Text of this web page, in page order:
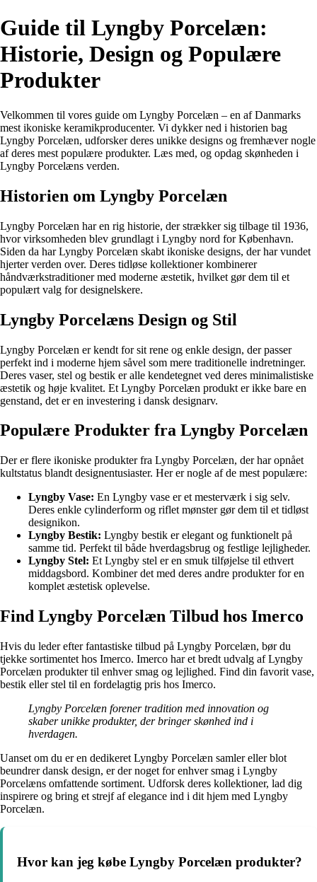
Guide til Lyngby Porcelæn:
Historie, Design og Populære
Produkter
Velkommen til vores guide om Lyngby Porcelæn – en af Danmarks
mest ikoniske keramikproducenter. Vi dykker ned i historien bag
Lyngby Porcelæn, udforsker deres unikke designs og fremhæver nogle
af deres mest populære produkter. Læs med, og opdag skønheden i
Lyngby Porcelæns verden.
Historien om Lyngby Porcelæn
Lyngby Porcelæn har en rig historie, der strækker sig tilbage til 1936,
hvor virksomheden blev grundlagt i Lyngby nord for København.
Siden da har Lyngby Porcelæn skabt ikoniske designs, der har vundet
hjerter verden over. Deres tidløse kollektioner kombinerer
håndværkstraditioner med moderne æstetik, hvilket gør dem til et
populært valg for designelskere.
Lyngby Porcelæns Design og Stil
Lyngby Porcelæn er kendt for sit rene og enkle design, der passer
perfekt ind i moderne hjem såvel som mere traditionelle indretninger.
Deres vaser, stel og bestik er alle kendetegnet ved deres minimalistiske
æstetik og høje kvalitet. Et Lyngby Porcelæn produkt er ikke bare en
genstand, det er en investering i dansk designarv.
Populære Produkter fra Lyngby Porcelæn
Der er flere ikoniske produkter fra Lyngby Porcelæn, der har opnået
kultstatus blandt designentusiaster. Her er nogle af de mest populære:
Lyngby Vase: En Lyngby vase er et mesterværk i sig selv.
Deres enkle cylinderform og riflet mønster gør dem til et tidløst
designikon.
Lyngby Bestik: Lyngby bestik er elegant og funktionelt på
samme tid. Perfekt til både hverdagsbrug og festlige lejligheder.
Lyngby Stel: Et Lyngby stel er en smuk tilføjelse til ethvert
middagsbord. Kombiner det med deres andre produkter for en
komplet æstetisk oplevelse.
Find Lyngby Porcelæn Tilbud hos Imerco
Hvis du leder efter fantastiske tilbud på Lyngby Porcelæn, bør du
tjekke sortimentet hos Imerco. Imerco har et bredt udvalg af Lyngby
Porcelæn produkter til enhver smag og lejlighed. Find din favorit vase,
bestik eller stel til en fordelagtig pris hos Imerco.
Lyngby Porcelæn forener tradition med innovation og
skaber unikke produkter, der bringer skønhed ind i
hverdagen.
Uanset om du er en dedikeret Lyngby Porcelæn samler eller blot
beundrer dansk design, er der noget for enhver smag i Lyngby
Porcelæns omfattende sortiment. Udforsk deres kollektioner, lad dig
inspirere og bring et strejf af elegance ind i dit hjem med Lyngby
Porcelæn.
Hvor kan jeg købe Lyngby Porcelæn produkter?